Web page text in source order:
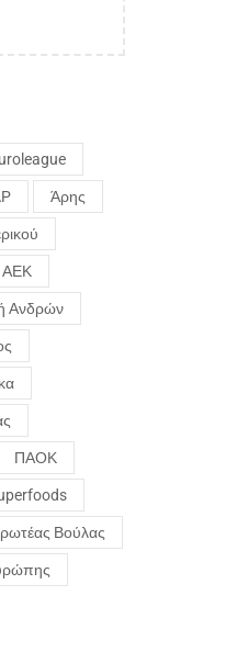
Άρης
ΑΕΚ
Ανδρών
ΠΑΟΚ
Βούλας